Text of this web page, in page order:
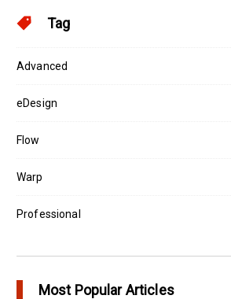
Tag
Advanced
eDesign
Flow
Warp
Professional
Most Popular Articles